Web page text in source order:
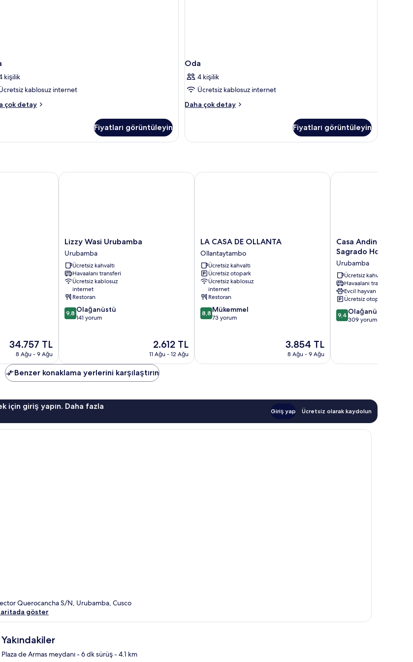
kişilik
kablosuz internet
çok detay
Fiyatları görüntüleyin
Oda
4 kişilik
Ücretsiz kablosuz internet
Daha çok detay
Oda
detay
Fiyatları görüntüleyin
Güncel
fiyat:
34.757 TL
34.757 TL
8 Ağu - 9 Ağu
Lizzy
Wasi
Urubamba
Urubamba
Lizzy Wasi Urubamba
Urubamba
Ücretsiz kahvaltı
Havaalanı transferi
Ücretsiz kablosuz
internet
Restoran
10
üzerinden
9,8 Olağanüstü
141 yorum
Güncel
fiyat:
2.612 TL
2.612 TL
11 Ağu - 12 Ağu
Lizzy Wasi Urubamba
LA
CASA
DE
OLLANTA
Ollantaytambo
LA CASA DE OLLANTA
Ollantaytambo
Ücretsiz kahvaltı
Ücretsiz otopark
Ücretsiz kablosuz
internet
Restoran
10
üzerinden
8,8 Mükemmel
73 yorum
Güncel
fiyat:
3.854 TL
3.854 TL
8 Ağu - 9 Ağu
LA CASA DE OLLANTA
Casa
Andina
Premium
Valle
Sagrado
Hotel
&
Villas
Urubamba
Casa Andina
Sagrado Hotel &
Urubamba
Ücretsiz kahvaltı
Havaalanı transferi
Evcil hayvan dostu
Ücretsiz otopark
10
üzerinden
9,4 Olağanüstü
309 yorum
Casa Andina Premium
Benzer konaklama yerlerini karşılaştırın
için giriş yapın. Daha fazla
Giriş yap Ücretsiz olarak kaydolun
Querocancha S/N, Urubamba, Cusco
göster
Yakındakiler
Plaza de Armas meydanı- 6 dk sürüş- 4.1 km